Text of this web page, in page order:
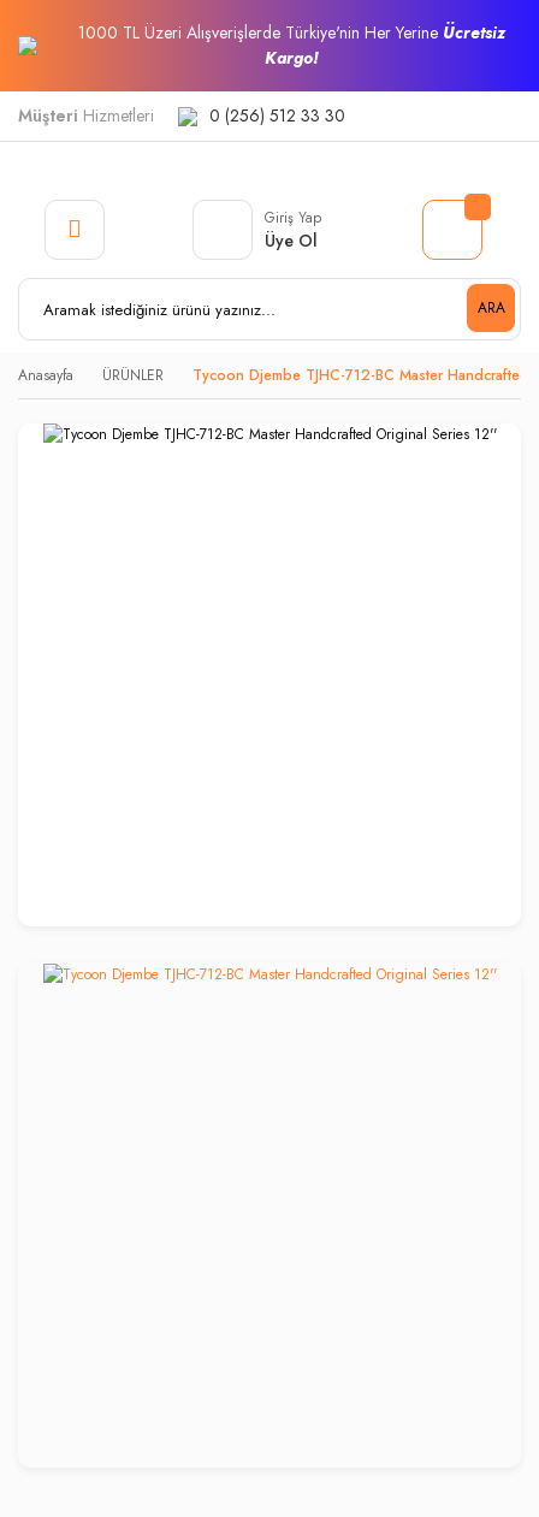
1000 TL Üzeri Alışverişlerde Türkiye'nin Her Yerine Ücretsiz
Kargo!
Müşteri Hizmetleri 0 (256) 512 33 30
ARA
Giriş Yap
Üye Ol
Anasayfa ÜRÜNLER Tycoon Djembe TJHC-712-BC Master